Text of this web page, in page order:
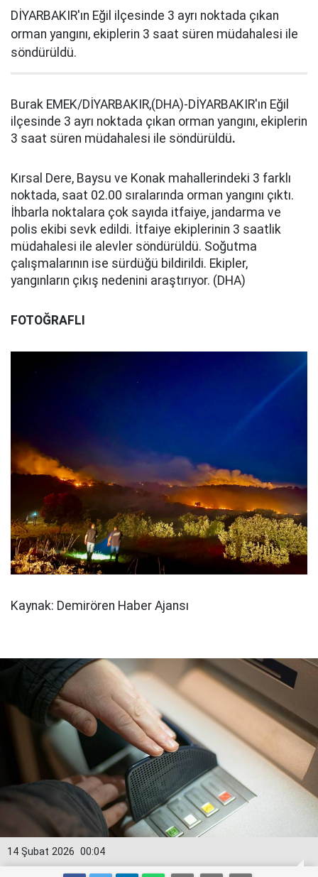
DİYARBAKIR'ın Eğil ilçesinde 3 ayrı noktada çıkan
orman yangını, ekiplerin 3 saat süren müdahalesi ile
söndürüldü.
Burak EMEK/DİYARBAKIR,(DHA)-DİYARBAKIR'ın Eğil
ilçesinde 3 ayrı noktada çıkan orman yangını, ekiplerin
3 saat süren müdahalesi ile söndürüldü.
Kırsal Dere, Baysu ve Konak mahallerindeki 3 farklı
noktada, saat 02.00 sıralarında orman yangını çıktı.
İhbarla noktalara çok sayıda itfaiye, jandarma ve
polis ekibi sevk edildi. İtfaiye ekiplerinin 3 saatlik
müdahalesi ile alevler söndürüldü. Soğutma
çalışmalarının ise sürdüğü bildirildi. Ekipler,
yangınların çıkış nedenini araştırıyor. (DHA)
FOTOĞRAFLI
Kaynak: Demirören Haber Ajansı
00:04
14 Şubat 2026